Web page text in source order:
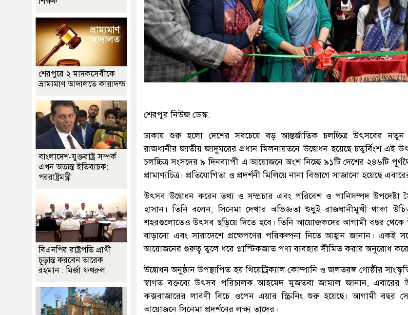
শেরপুর নিউজ ডেস্ক:
ঢাকায় শুরু হলো দেশের সবচেয়ে বড় আন্তর্জাতিক চলচ্চিত্র উৎসবের
রাজধানীর জাতীয় জাদুঘরের প্রধান মিলনায়তনে উদ্বোধন হয়েছে চতুর্বিংশ এই
চলচ্চিত্র সংসদের ৯ দিনব্যাপী এ আয়োজনে অংশ নিচ্ছে ৯১টি দেশের ২৪৬টি
প্রামাণ্যচিত্র। প্রতিযোগিতা ও প্রদর্শনী মিলিয়ে নানা বিভাগে সাজানো হয়েছে
উৎসব উদ্বোধন করেন তথ্য ও সম্প্রচার এবং পরিবেশ ও পানিসম্পদ উপদেষ্টা
হাসান। তিনি বলেন, সিনেমা দেখার অভিজ্ঞতা শুধুই রাজধানীমুখী থাকা
শহরগুলোতেও উৎসব ছড়িয়ে দিতে হবে। তিনি আয়োজকদের আগামী বছর থেকে
বাড়ানো এবং সারাদেশে প্রক্ষেপণের পরিকল্পনা নিতে আহ্বান জানান। একই
আয়োজনের গুরুত্ব তুলে ধরে প্লাস্টিকজাত পণ্য ব্যবহার সীমিত করার অনুরোধ
উদ্বোধন অনুষ্ঠান উপস্থাপিত হয় থিয়েট্রিক্যাল কোম্পানি ও জলতরঙ্গ গোষ্ঠীর
স্বাগত বক্তব্যে উৎসব পরিচালক আহমেদ মুজতবা জামাল জানান, এবারের
কক্সবাজারের লাবণী বিচে ওপেন এয়ার স্ক্রিনিং শুরু হয়েছে। আগামী বছর
আয়োজনে সিনেমা প্রদর্শনের লক্ষ্য তাদের।
শেরপুরে ২ মাদকসেবীকে
ভ্রাম্যমাণ আদালতে কারাদন্ড
বাংলাদেশ-যুক্তরাষ্ট্র সম্পর্ক
এখন অত্যন্ত ইতিবাচক:
পররাষ্ট্রমন্ত্রী
বিএনপির রাষ্ট্রপতি প্রার্থী
চূড়ান্ত করবেন তারেক
রহমান : মির্জা ফখরুল